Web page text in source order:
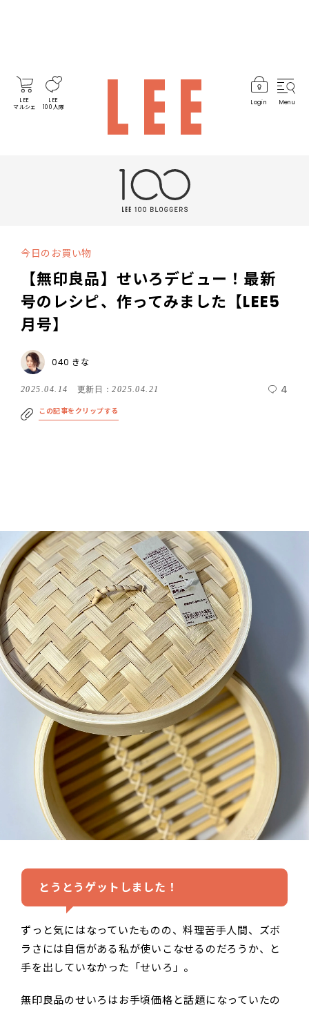
LEE
マルシェ
LEE
100人隊
Login Menu
今日のお買い物
【無印良品】せいろデビュー！最新
号のレシピ、作ってみました【LEE5
月号】
040 きな
2025.04.14 更新日：2025.04.21 4
この記事をクリップする
とうとうゲットしました！
ずっと気にはなっていたものの、料理苦手人間、ズボ
ラさには自信がある私が使いこなせるのだろうか、と
手を出していなかった「せいろ」。
無印良品のせいろはお手頃価格と話題になっていたの